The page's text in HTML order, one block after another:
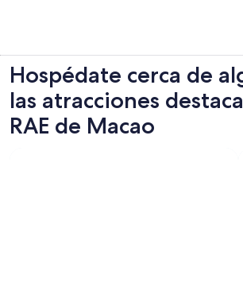
Hospédate cerca de
las atracciones
RAE de Macao